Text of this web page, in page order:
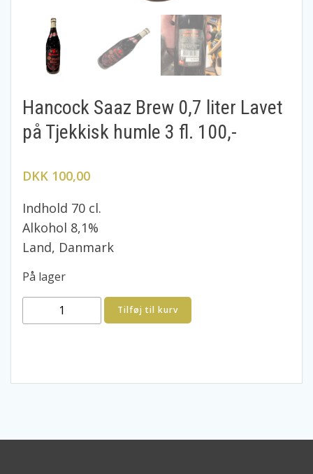
Hancock Saaz Brew 0,7 liter Lavet
på Tjekkisk humle 3 fl. 100,-
DKK 100,00
Indhold 70 cl.
Alkohol 8,1%
Land, Danmark
På lager
Hancock
Saaz
humle
Tilføj til kurv